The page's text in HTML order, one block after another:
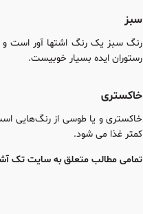
سبز
رنگ سبز یک رنگ اشتها آور است و
رستوران ایده بسیار خوبیست.
خاکستری
خاکستری و یا طوسی از رنگ‌هایی
کمتر غذا می شود.
تمامی مطالب متعلق به سایت تک